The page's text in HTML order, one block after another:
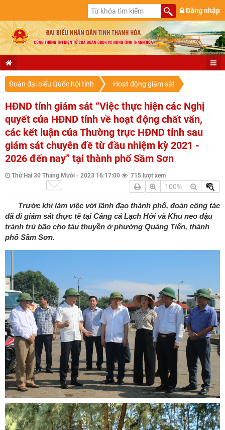
Đăng nhập
Đoàn đại biểu Quốc hội tỉnh Hoạt động giám sát
HĐND tỉnh giám sát “Việc thực hiện các Nghị
quyết của HĐND tỉnh về hoạt động chất vấn,
các kết luận của Thường trực HĐND tỉnh sau
giám sát chuyên đề từ đầu nhiệm kỳ 2021 -
2026 đến nay” tại thành phố Sầm Sơn
Thứ Hai 30 Tháng Mười - 2023 16:17:00 715 lượt xem
100%
Trước khi làm việc với lãnh đạo thành phố, đoàn công tác
đã đi giám sát thực tế tại Cảng cá Lạch Hới và Khu neo đậu
tránh trú bão cho tàu thuyền ở phường Quảng Tiến, thành
phố Sầm Sơn.